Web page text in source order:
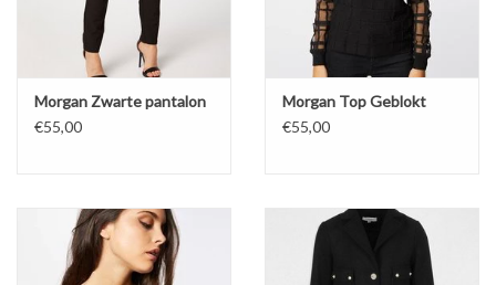
Morgan Zwarte pantalon
€55,00
Morgan Top Geblokt
€55,00